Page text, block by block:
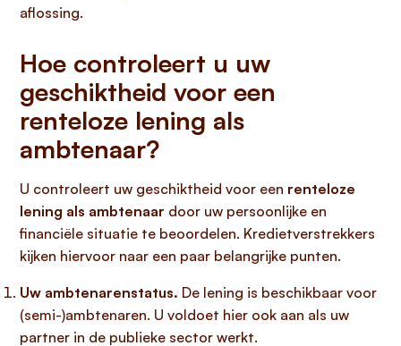
aflossing.
Hoe controleert u uw
geschiktheid voor een
renteloze lening als
ambtenaar?
U controleert uw geschiktheid voor een renteloze
lening als ambtenaar door uw persoonlijke en
financiële situatie te beoordelen. Kredietverstrekkers
kijken hiervoor naar een paar belangrijke punten.
Uw ambtenarenstatus. De lening is beschikbaar voor
(semi-)ambtenaren. U voldoet hier ook aan als uw
partner in de publieke sector werkt.